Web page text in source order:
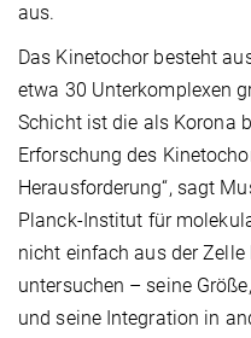
aus.
Das Kinetochor besteht
etwa 30 Unterkomplexen
Schicht ist die als Korona
Erforschung des
Herausforderung“, sagt
Planck-Institut für
nicht einfach aus der Zelle
untersuchen – seine
und seine Integration in